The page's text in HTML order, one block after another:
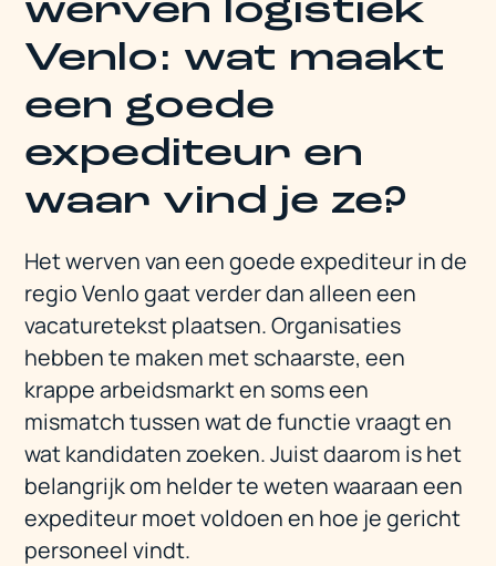
werven logistiek
Venlo: wat maakt
een goede
expediteur en
waar vind je ze?
Het werven van een goede expediteur in de
regio Venlo gaat verder dan alleen een
vacaturetekst plaatsen. Organisaties
hebben te maken met schaarste, een
krappe arbeidsmarkt en soms een
mismatch tussen wat de functie vraagt en
wat kandidaten zoeken. Juist daarom is het
belangrijk om helder te weten waaraan een
expediteur moet voldoen en hoe je gericht
personeel vindt.